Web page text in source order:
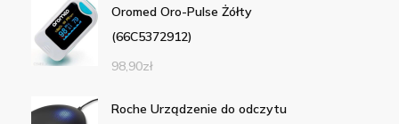
Oromed Oro-Pulse Żółty
(66C5372912)
98,90zł
Roche Urządzenie do odczytu